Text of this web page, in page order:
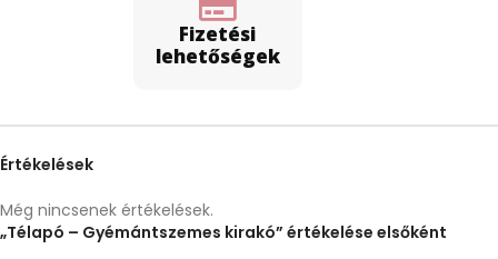
Fizetési
lehetőségek
Értékelések
Még nincsenek értékelések.
„Télapó – Gyémántszemes kirakó” értékelése elsőként